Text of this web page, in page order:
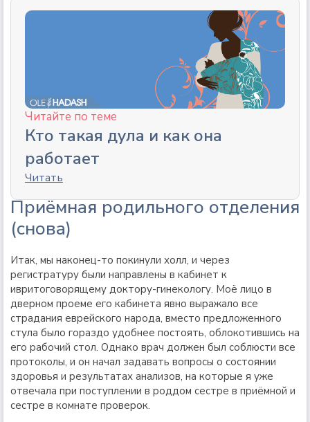
Читайте по теме
Кто такая дула и как она
работает
Читать
Приёмная родильного отделения
(снова)
Итак, мы наконец-то покинули холл, и через
регистратуру были направлены в кабинет к
ивритоговорящему доктору-гинекологу. Моё лицо в
дверном проеме его кабинета явно выражало все
страдания еврейского народа, вместо предложенного
стула было гораздо удобнее постоять, облокотившись на
его рабочий стол. Однако врач должен был соблюсти все
протоколы, и он начал задавать вопросы о состоянии
здоровья и результатах анализов, на которые я уже
отвечала при поступлении в роддом сестре в приёмной и
сестре в комнате проверок.